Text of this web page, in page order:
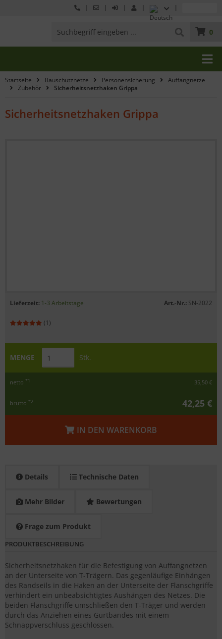
0
Startseite Bauschutznetze Personensicherung
Auffangnetze
Zubehör
Sicherheitsnetzhaken Grippa
Sicherheitsnetzhaken Grippa
Lieferzeit: 1-3 Arbeitstage Art.-Nr.: SN-2022
(1)
MENGE Stk.
netto *1 35,50 €
brutto *2 42,25 €
IN DEN WARENKORB
Details Technische Daten
Mehr Bilder Bewertungen
Frage zum Produkt
PRODUKTBESCHREIBUNG
Sicherheitsnetzhaken für die Befestigung von Auffangnetzen
an der Unterseite von T-Trägern. Das gegenläufige Einhängen
des Randseils in die Haken an der Unterseite der Flanschgriffe
verhindert ein unbeabsichtigtes Aushängen des Netzes. Die
beiden Flanschgriffe umschließen den T-Träger und werden
durch das Anziehen eines Gurtbandes mit einem
Schnappverschluss geschlossen.